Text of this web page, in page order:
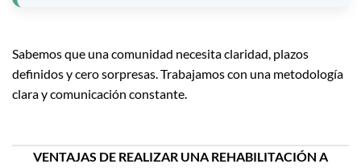
Sabemos que una comunidad necesita claridad, plazos
definidos y cero sorpresas. Trabajamos con una metodología
clara y comunicación constante.
VENTAJAS DE REALIZAR UNA REHABILITACIÓN A